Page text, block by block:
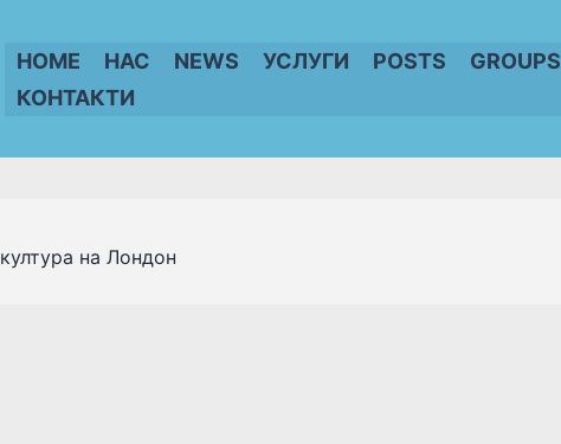
HOME НАС NEWS УСЛУГИ POSTS GROUPS
КОНТАКТИ
култура на Лондон